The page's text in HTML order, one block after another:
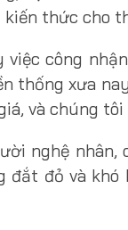
thức cho
công
thống xưa
và chúng
nghệ
đỏ và